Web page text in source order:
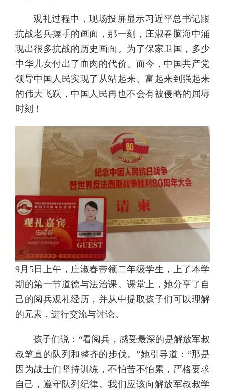
观礼过程中，现场投屏显示习近平总书记跟
抗战老兵握手的画面，那一刻，庄淑春脑海中涌
现出很多抗战的历史画面。为了保家卫国，多少
中华儿女付出了血肉的代价。而今，中国共产党
领导中国人民实现了从站起来、富起来到强起来
的伟大飞跃，中国人民再也不会有被侵略的屈辱
时刻！
9月5日上午，庄淑春带领二年级学生，上了本学
期的第一节道德与法治课。课堂上，她分享了自
己的阅兵观礼经历，并从中提取孩子们可以理解
的元素，进行交流与讨论。
孩子们说：“看阅兵，感受最深的是解放军叔
叔笔直的队列和整齐的步伐。”她引导道：“那是
因为战士们坚持训练，不怕苦不怕累，严格要求
自己，遵守队列纪律。我们应该向解放军叔叔学